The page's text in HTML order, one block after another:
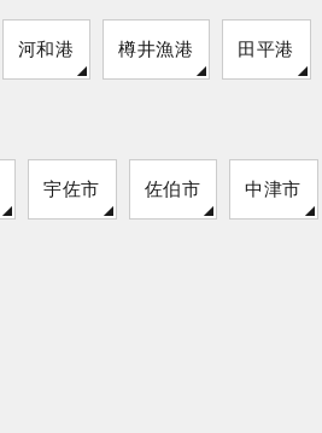
河和港 樽井漁港 田平港
宇佐市 佐伯市 中津市